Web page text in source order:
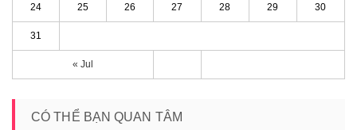
« Jul
24 25 26 27 28 29 30
31
CÓ THỂ BẠN QUAN TÂM